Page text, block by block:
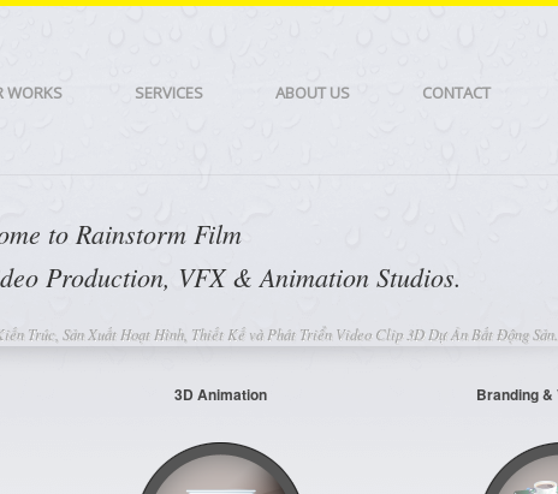
WORKS SERVICES ABOUT US CONTACT
to Rainstorm Film
Production, VFX & Animation Studios.
Trúc, Sản Xuất Hoạt Hình, Thiết Kế và Phát Triển Video Clip 3D Dự Án Bất Động Sản.
3D Animation Branding &